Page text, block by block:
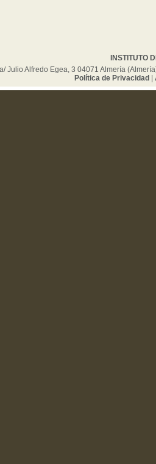
INSTITUTO
Julio Alfredo Egea, 3 04071 Almería
Política de Privacidad